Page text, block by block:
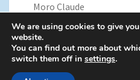
Moro Claude
© 2026|Fièrement propulsé
We are using cookies to give
website.
You can find out more about
switch them off in settings.